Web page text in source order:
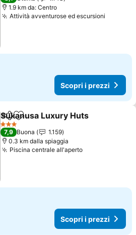
1.9 km da: Centro
Attività avventurose ed escursioni
Scopri i prezzi
CondividiAggiungi ai preferiti
Sukanusa Luxury Huts
3 Stelle
7,9 Buona
1.159
0.3 km dalla spiaggia
Piscina centrale all'aperto
Scopri i prezzi